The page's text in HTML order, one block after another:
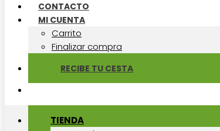
CONTACTO
MI CUENTA
Carrito
Finalizar compra
RECIBE TU CESTA
TIENDA